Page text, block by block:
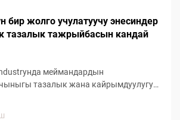
бир жолго учулатуучу энесиндер
тазалык тажрыйбасын кандай
меймандардын
тазалык жана кайрымдуулугун